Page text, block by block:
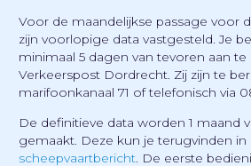
Voor de maandelijkse passage voor
zijn voorlopige data vastgesteld. Je
minimaal 5 dagen van tevoren aan
Verkeerspost Dordrecht. Zij zijn te
marifoonkanaal 71 of telefonisch via
De definitieve data worden 1 maand
gemaakt. Deze kun je terugvinden in
scheepvaartbericht . De eerste